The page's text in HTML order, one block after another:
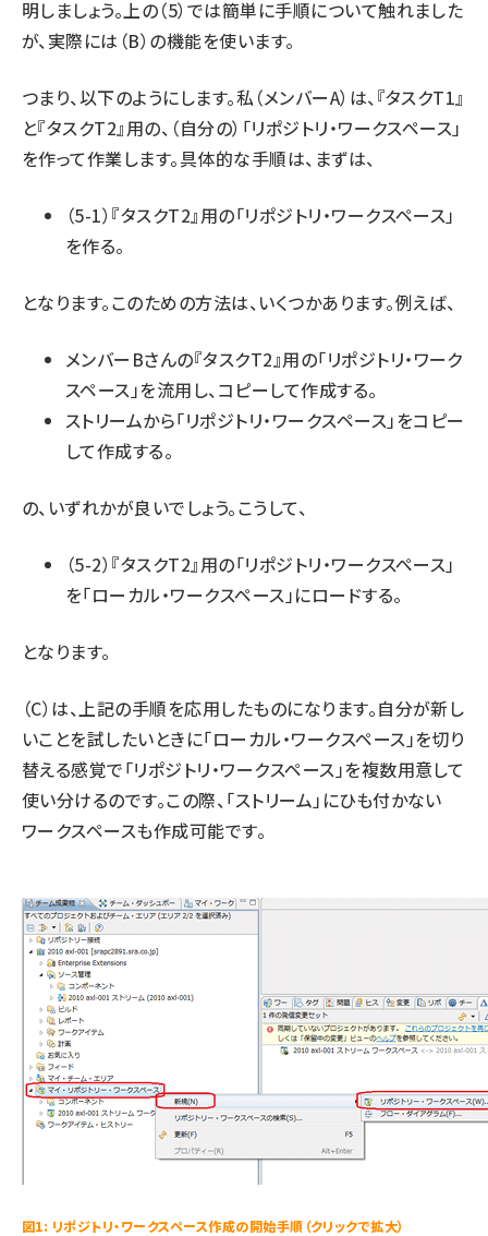
明しましょう。上の（5）では簡単に手順について触れました
が、実際には（B）の機能を使います。
つまり、以下のようにします。私（メンバーA）は、『タスクT1』
と『タスクT2』用の、（自分の）「リポジトリ・ワークスペース」
を作って作業します。具体的な手順は、まずは、
（5-1）『タスクT2』用の「リポジトリ・ワークスペース」
を作る。
となります。このための方法は、いくつかあります。例えば、
メンバーBさんの『タスクT2』用の「リポジトリ・ワーク
スペース」を流用し、コピーして作成する。
ストリームから「リポジトリ・ワークスペース」をコピー
して作成する。
の、いずれかが良いでしょう。こうして、
（5-2）『タスクT2』用の「リポジトリ・ワークスペース」
を「ローカル・ワークスペース」にロードする。
となります。
（C）は、上記の手順を応用したものになります。自分が新し
いことを試したいときに「ローカル・ワークスペース」を切り
替える感覚で「リポジトリ・ワークスペース」を複数用意して
使い分けるのです。この際、「ストリーム」にひも付かない
ワークスペースも作成可能です。
図1: リポジトリ・ワークスペース作成の開始手順（クリックで拡大）